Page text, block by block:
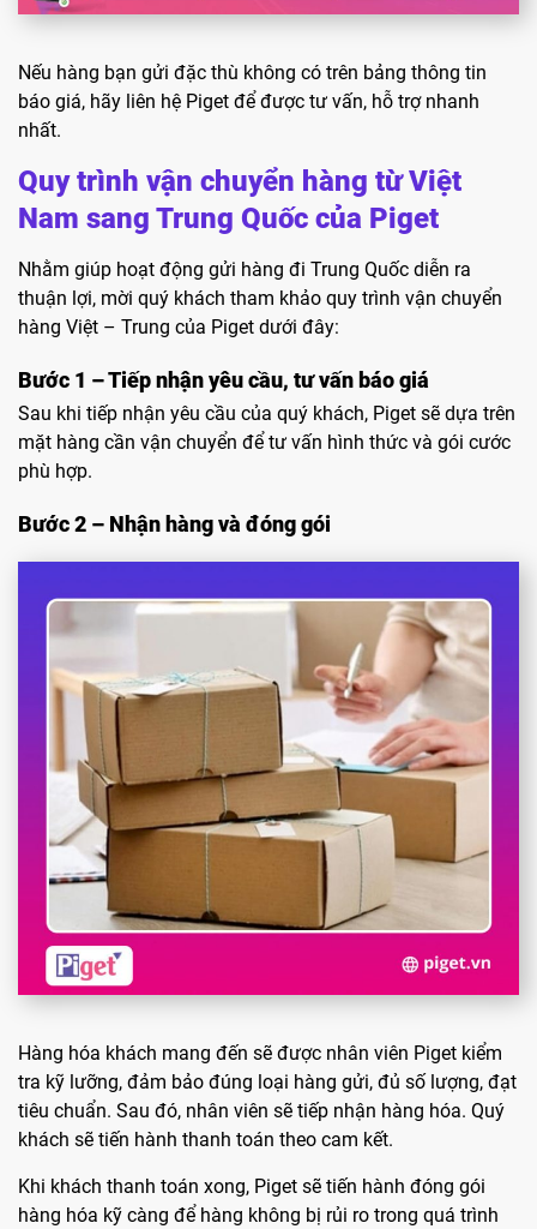
Nếu hàng bạn gửi đặc thù không có trên bảng thông tin
báo giá, hãy liên hệ Piget để được tư vấn, hỗ trợ nhanh
nhất.
Quy trình vận chuyển hàng từ Việt
Nam sang Trung Quốc của Piget
Nhằm giúp hoạt động gửi hàng đi Trung Quốc diễn ra
thuận lợi, mời quý khách tham khảo quy trình vận chuyển
hàng Việt – Trung của Piget dưới đây:
Bước 1 – Tiếp nhận yêu cầu, tư vấn báo giá
Sau khi tiếp nhận yêu cầu của quý khách, Piget sẽ dựa trên
mặt hàng cần vận chuyển để tư vấn hình thức và gói cước
phù hợp.
Bước 2 – Nhận hàng và đóng gói
Hàng hóa khách mang đến sẽ được nhân viên Piget kiểm
tra kỹ lưỡng, đảm bảo đúng loại hàng gửi, đủ số lượng, đạt
tiêu chuẩn. Sau đó, nhân viên sẽ tiếp nhận hàng hóa. Quý
khách sẽ tiến hành thanh toán theo cam kết.
Khi khách thanh toán xong, Piget sẽ tiến hành đóng gói
hàng hóa kỹ càng để hàng không bị rủi ro trong quá trình